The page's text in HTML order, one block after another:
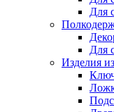
Для
Для
Изделия